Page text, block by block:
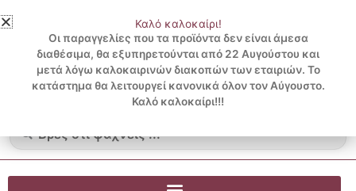
στο
περιεχόμενο
3 ΔΟΣΕΙΣ ΧΩΡΙΣ ΠΙΣΤΩΤΙΚΗ ΜΕ KLARNA
...
Λογαριασμός
Blog
0.00€
0
Cart
Καλό καλοκαίρι!
Οι παραγγελίες που τα προϊόντα δεν είναι άμεσα
διαθέσιμα, θα εξυπηρετούνται από 22 Αυγούστου και
μετά λόγω καλοκαιρινών διακοπών των εταιριών. Το
κατάστημα θα λειτουργεί κανονικά όλον τον Αύγουστο.
Καλό καλοκαίρι!!!